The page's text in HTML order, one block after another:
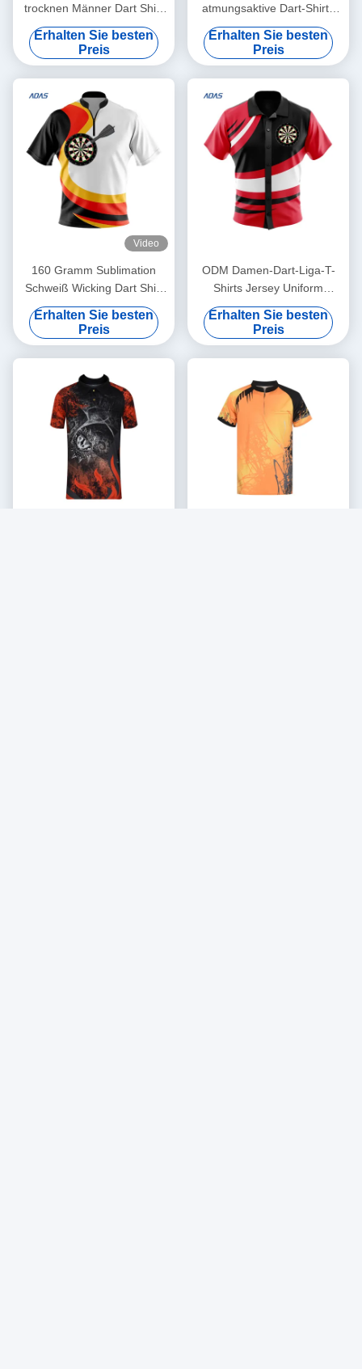
trocknen Männer Dart Shirt
Trikots kurzer Ärmel
Erhalten Sie besten
Preis
atmungsaktive Dart-Shirts
für Herren mit
Knopfverschluss aus
Polyestergewebe
Erhalten Sie besten
Preis
Video
160 Gramm Sublimation
Schweiß Wicking Dart Shirt
Trikot schnell trocknen für
Erwachsene personalisiert
Erhalten Sie besten
Preis
ODM Damen-Dart-Liga-T-
Shirts Jersey Uniform
Atmung schnell trocknen
Erhalten Sie besten
Preis